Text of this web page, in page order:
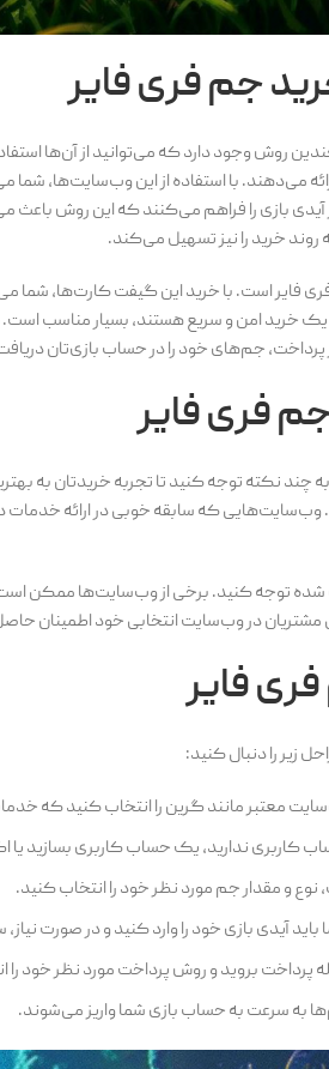
جم فری فایر
روش وجود دارد که می‌توانید از آن‌ها
می‌دهند. با استفاده از این وب‌سایت‌ها،
بازی را فراهم می‌کنند که این روش باعث
روند خرید را نیز تسهیل می‌کند.
فایر است. با خرید این گیفت کارت‌ها، شما
خرید امن و سریع هستند، بسیار مناسب
جم‌های خود را در حساب بازی‌تان
فری فایر
چند نکته توجه کنید تا تجربه خریدتان به
که سابقه خوبی در ارائه خدمات
توجه کنید. برخی از وب‌سایت‌ها ممکن است
در وب‌سایت انتخابی خود اطمینان
فایر
زیر را دنبال کنید:
معتبر مانند گرین را انتخاب کنید که
کاربری ندارید، یک حساب کاربری بسازید یا
و مقدار جم مورد نظر خود را انتخاب کنید.
باید آیدی بازی خود را وارد کنید و در صورت
پرداخت بروید و روش پرداخت مورد نظر خود را
به سرعت به حساب بازی شما واریز می‌شوند.